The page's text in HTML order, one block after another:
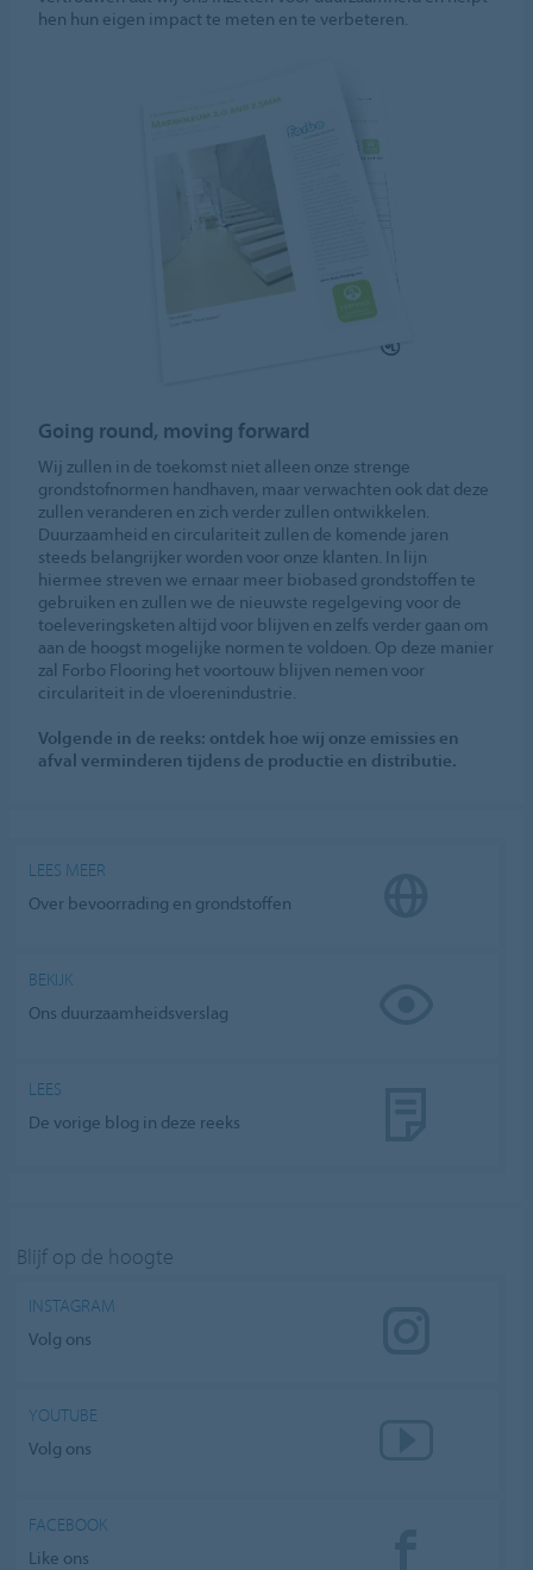
hen hun eigen impact te meten en te verbeteren.
Going round, moving forward
Wij zullen in de toekomst niet alleen onze strenge
grondstofnormen handhaven, maar verwachten ook dat deze
zullen veranderen en zich verder zullen ontwikkelen.
Duurzaamheid en circulariteit zullen de komende jaren
steeds belangrijker worden voor onze klanten. In lijn
hiermee streven we ernaar meer biobased grondstoffen te
gebruiken en zullen we de nieuwste regelgeving voor de
toeleveringsketen altijd voor blijven en zelfs verder gaan om
aan de hoogst mogelijke normen te voldoen. Op deze manier
zal Forbo Flooring het voortouw blijven nemen voor
circulariteit in de vloerenindustrie.
Volgende in de reeks: ontdek hoe wij onze emissies en
afval verminderen tijdens de productie en distributie.
LEES MEER
Over bevoorrading en grondstoffen
BEKIJK
Ons duurzaamheidsverslag
LEES
De vorige blog in deze reeks
Blijf op de hoogte
INSTAGRAM
Volg ons
YOUTUBE
Volg ons
FACEBOOK
Like ons